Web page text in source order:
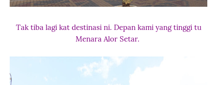
Tak tiba lagi kat destinasi ni. Depan kami yang tinggi tu
Menara Alor Setar.